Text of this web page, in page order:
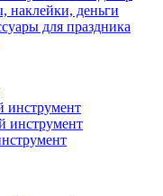
наклейки, деньги
для праздника
инструмент
инструмент